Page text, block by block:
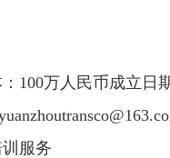
100万人民币成立日
服务